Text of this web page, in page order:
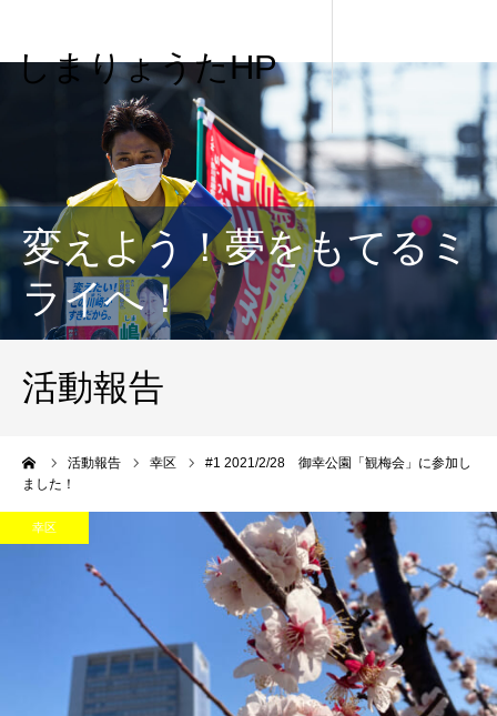
しまりょうたHP
変えよう！夢をもてるミ
ライへ！
活動報告
活動報告 幸区
#1 2021/2/28 御幸公園「観梅会」に参加し
ました！
幸区